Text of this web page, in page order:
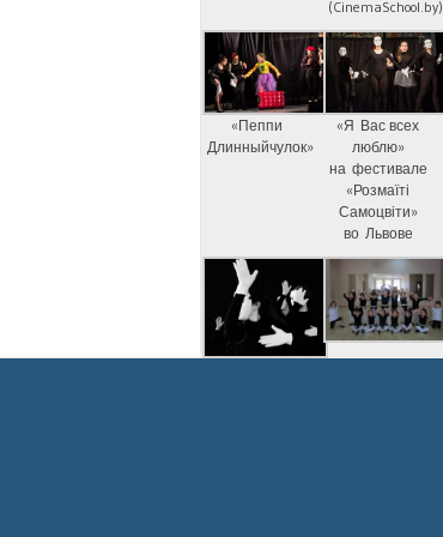
(CinemaSchool.by)
«Пеппи
Длинныйчулок»
«Я Вас всех
люблю»
на фестивале
«Розмаїті
Самоцвіти»
во Львове